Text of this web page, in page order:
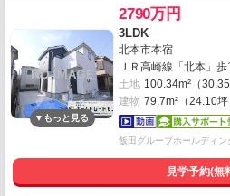
2790万円
3LDK
北本市本宿
ＪＲ高崎線「北本」
土地 100.34m²（
建物 79.7m²（24.10坪
飯田グループホールディ
見学予約(無